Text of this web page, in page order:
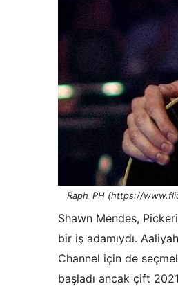
Raph_PH (https://
Shawn Mendes,
bir iş adamıydı.
Channel için de
başladı ancak çift 2021